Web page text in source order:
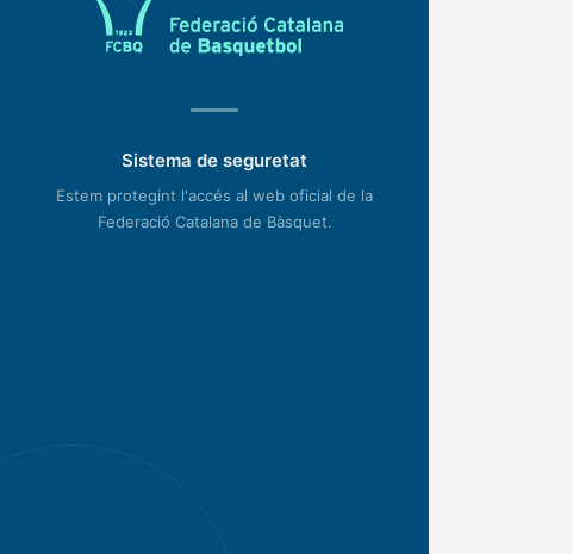
Sistema de seguretat
Estem protegint l'accés al web oficial de la
Federació Catalana de Bàsquet.